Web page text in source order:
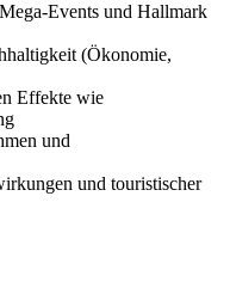
Events und Hallmark
(Ökonomie,
Effekte wie
und
und touristischer